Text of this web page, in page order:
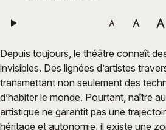
Depuis toujours, le théâtre connaît
invisibles. Des lignées d’artistes
transmettant non seulement des
d’habiter le monde. Pourtant, naître
artistique ne garantit pas une
héritage et autonomie, il existe une